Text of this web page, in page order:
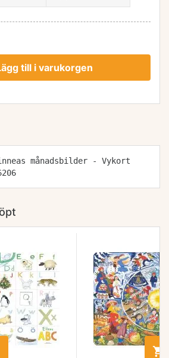
till i varukorgen
månadsbilder - Vykort
